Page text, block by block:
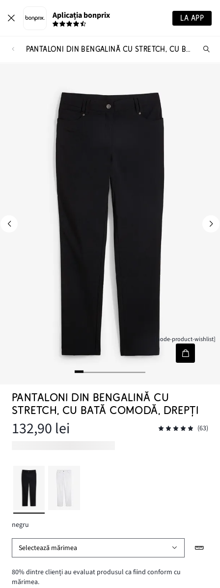
Aplicația bonprix LA APP
PANTALONI DIN BENGALINĂ CU STRETCH, CU BATĂ COMODĂ, DREPȚI
[node-product-wishlist]
PANTALONI DIN BENGALINĂ CU
STRETCH, CU BATĂ COMODĂ, DREPȚI
132,90 lei (63)
negru
Selectează mărimea
80% dintre clienți au evaluat produsul ca fiind conform cu
mărimea.